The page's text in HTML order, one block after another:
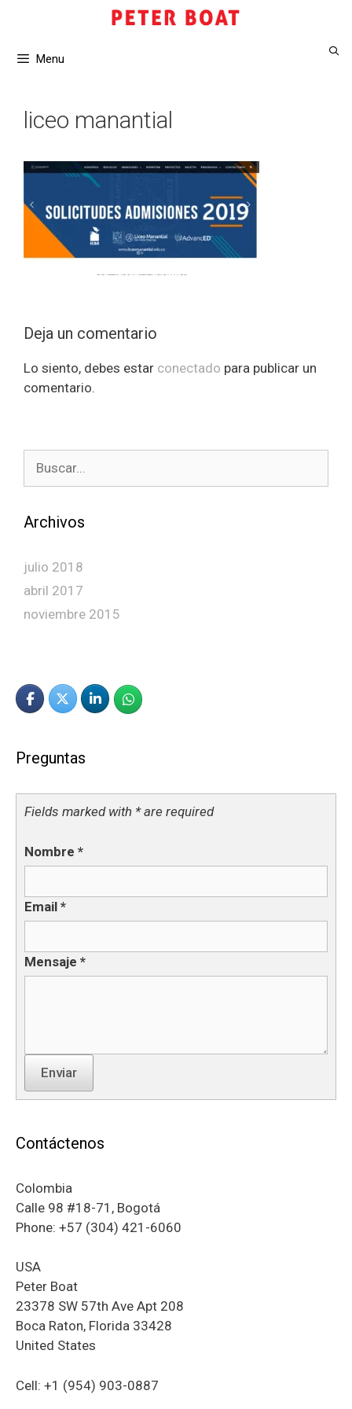
Menu
liceo manantial
Deja un comentario
Lo siento, debes estar conectado para publicar un
comentario.
Archivos
julio 2018
abril 2017
noviembre 2015
Preguntas
Fields marked with * are required
Nombre *
Email *
Mensaje *
Enviar
Contáctenos
Colombia
Calle 98 #18-71, Bogotá
Phone: +57 (304) 421-6060
USA
Peter Boat
23378 SW 57th Ave Apt 208
Boca Raton, Florida 33428
United States
Cell: +1 (954) 903-0887